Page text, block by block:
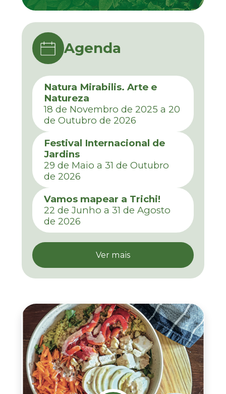
Agenda
Natura Mirabilis. Arte e
Natureza
18 de Novembro de 2025 a 20
de Outubro de 2026
Festival Internacional de
Jardins
29 de Maio a 31 de Outubro
de 2026
Vamos mapear a Trichi!
22 de Junho a 31 de Agosto
de 2026
Ver mais